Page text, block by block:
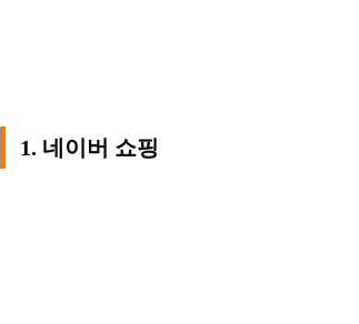
1. 네이버 쇼핑